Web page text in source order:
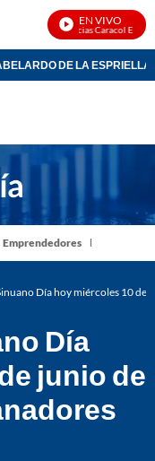
EN VIVO
Noticias Caracol En Vivo
DE LA ESPRIELLA
Emprendedores
Día hoy miércoles 10
Día
junio de